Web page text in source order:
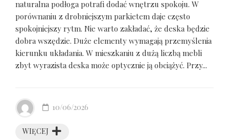
naturalna podłoga potrafi dodać wnętrzu spokoju. W
porównaniu z drobniejszym parkietem daje często
spokojniejszy rytm. Nie warto zakładać, że deska będzie
dobra wszędzie. Duże elementy wymagają przemyślenia
kierunku układania. W mieszkaniu z dużą liczbą mebli
zbyt wyrazista deska może optycznie ją obciążyć. Przy...
WIĘCEJ
10/06/2026